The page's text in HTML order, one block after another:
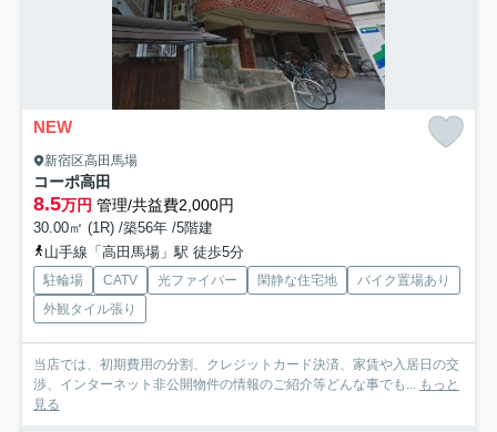
NEW
新宿区高田馬場
コーポ高田
8.5万円 管理/共益費2,000円
30.00㎡ (1R) /築56年 /5階建
山手線「高田馬場」駅 徒歩5分
駐輪場 CATV 光ファイバー 閑静な住宅地
バイク置場あり
外観タイル張り
当店では、初期費用の分割、クレジットカード決済、家賃や入居日の交
渉、インターネット非公開物件の情報のご紹介等どんな事でも... もっと
見る